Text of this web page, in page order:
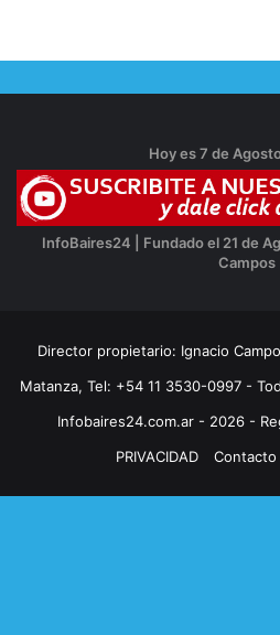
Hoy es 7 de
InfoBaires24 | Fundado el 21 de
Campos
Director propietario: Ignacio
Matanza, Tel: +54 11 3530-0997 -
Infobaires24.com.ar - 2026 -
PRIVACIDAD
Contacto